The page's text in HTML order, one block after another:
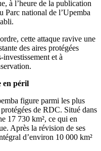
à l’heure de la publication
Parc national de l’Upemba
cette attaque ravive une
des aires protégées
investissement et à
en péril
figure parmi les plus
de RDC. Situé dans
17 730 km², ce qui en
Après la révision de ses
d’environ 10 000 km²